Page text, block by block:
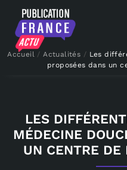
Accueil / Actualités / Les
proposées dans un
LES
MÉDECINE
UN CENTRE DE